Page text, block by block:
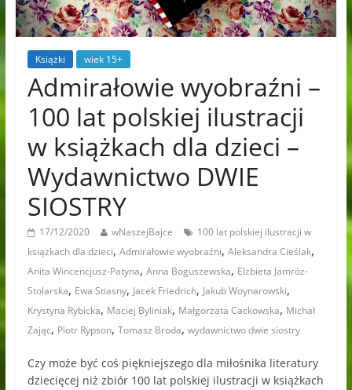
Książki wiek 15+
Admirałowie wyobraźni –
100 lat polskiej ilustracji
w książkach dla dzieci –
Wydawnictwo DWIE
SIOSTRY
17/12/2020 wNaszejBajce
100 lat polskiej ilustracji w
książkach dla dzieci, Admirałowie wyobraźni, Aleksandra Cieślak,
Anita Wincencjusz-Patyna, Anna Boguszewska, Elżbieta Jamróz-
Stolarska, Ewa Stiasny, Jacek Friedrich, Jakub Woynarowski,
Krystyna Rybicka, Maciej Byliniak, Małgorzata Cackowska, Michał
Zając, Piotr Rypson, Tomasz Broda, wydawnictwo dwie siostry
Czy może być coś piękniejszego dla miłośnika literatury
dziecięcej niż zbiór 100 lat polskiej ilustracji w książkach